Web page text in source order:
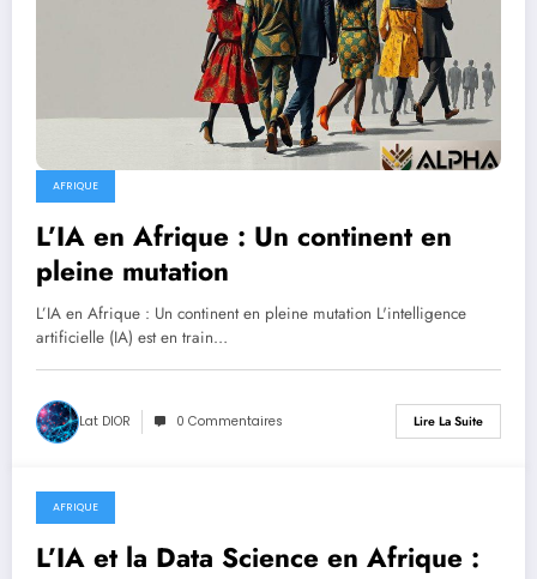
AFRIQUE
L’IA en Afrique : Un continent en
pleine mutation
L’IA en Afrique : Un continent en pleine mutation L'intelligence
artificielle (IA) est en train…
Lat DIOR 0 Commentaires Lire La Suite
juillet 20, 2025
AFRIQUE
L’IA et la Data Science en Afrique :